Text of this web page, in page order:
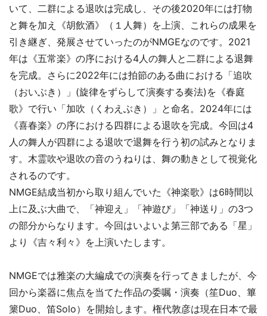
いて、二群による退吹は完成し、その後2020年には打物
と舞を加え《胡飲酒》（１人舞）を上演、これらの成果を
引き継ぎ、発展させていったのがNMGEなのです。2021
年は《五常楽》の序における4人の舞人と二群による退舞
を完成。さらに2022年には拍節のある曲における「追吹
（おいぶき）」(旋律をずらして演奏する奏法)を《春庭
歌》で行い「加吹（くわえぶき）」と命名。2024年には
《喜春楽》の序における四群による退吹を完成。今回は4
人の舞人が四群による退吹で退舞を行う初の試みとなりま
す。木霊吹や退吹の音のうねりは、舞の動きとして視覚化
されるのです。
NMGE結成当初から取り組んでいた《神楽歌》は6時間以
上に及ぶ大曲で、「神迎え」「神遊び」「神送り」の3つ
の部分からなります。今回はいよいよ第三部である「星」
より《吉々利々》を上演いたします。
NMGEでは雅楽の大編成での演奏を行ってきましたが、今
回から楽器に焦点を当てた作品の委嘱・演奏（笙Duo、篳
篥Duo、笛Solo）を開始します。権代敦彦は現在日本で最